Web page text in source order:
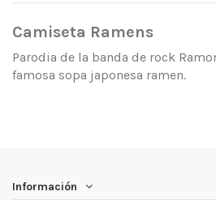
Camiseta Ramens
Parodia de la banda de rock
famosa sopa japonesa ramen.
Información